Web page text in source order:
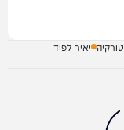
טורקיה יאיר לפיד